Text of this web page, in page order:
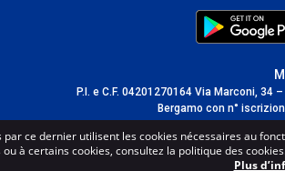
P.I. e C.F. 04201270164 Via Marconi,
Bergamo con n°
TERMS AND
ce dernier utilisent les cookies nécessaires au
à certains cookies, consultez la politique des
Plus